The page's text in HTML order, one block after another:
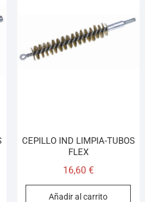
CEPILLO IND LIMPIA-TUBOS
FLEX
16,60 €
Añadir al carrito